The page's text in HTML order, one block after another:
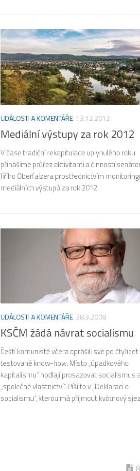
UDÁLOSTI A KOMENTÁŘE 13.12.2012
Mediální výstupy za rok 2012
V čase tradiční rekapitulace uplynulého roku
přinášíme průřez aktivitami a činností
Jiřího Oberfalzera prostřednictvím
mediálních výstupů za rok 2012.
UDÁLOSTI A KOMENTÁŘE 28.3.2008
KSČM žádá návrat socialismu
Čeští komunisté včera oprášili své po
testované know-how. Místo „úpadkového
kapitalismu“ hodlají prosazovat socialismus
„společné vlastnictví“. Píší to v „Deklaraci o
socialismu“, kterou má přijmout květnový